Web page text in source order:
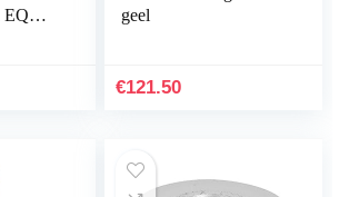
EQ
geel
€121.50